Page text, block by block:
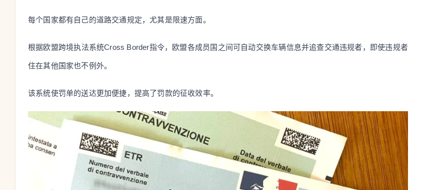
每个国家都有自己的道路交通规定，尤其是限速方面。
根据欧盟跨境执法系统Cross Border指令，欧盟各成员国之间可自动交换车辆信息并追查交通违规者，即使违规者
住在其他国家也不例外。
该系统使罚单的送达更加便捷，提高了罚款的征收效率。